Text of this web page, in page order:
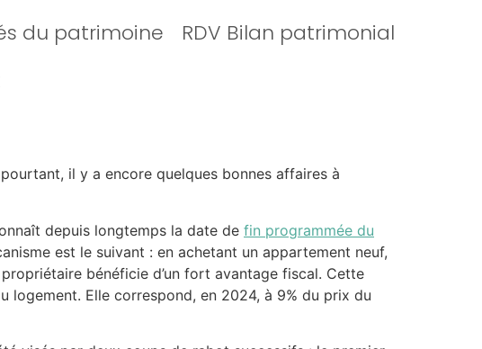
du patrimoine
RDV Bilan patrimonial
il y a encore quelques bonnes affaires à
depuis longtemps la date de fin programmée du
est le suivant : en achetant un appartement neuf,
bénéficie d’un fort avantage fiscal. Cette
logement. Elle correspond, en 2024, à 9% du prix du